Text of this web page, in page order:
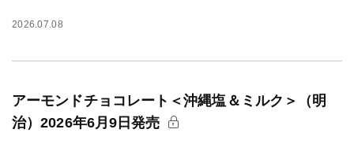
2026.07.08
アーモンドチョコレート＜沖縄塩＆ミルク＞（明
治）2026年6月9日発売